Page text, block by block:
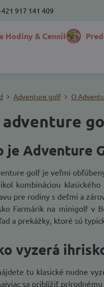
917 141 409
Hodiny & Cenník
Adventure golf O
adventure
je Adventure
golf je veľmi
kombináciou
pre rodiny s deťmi a
Farmárik na minigolf v
a prekážky, ktoré sú
vyzerá
tu klasické nudne
sa priblížiť